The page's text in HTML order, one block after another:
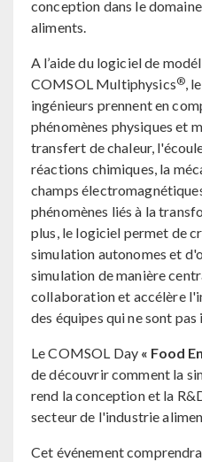
conception dans le
aliments.
A l’aide du logiciel de
COMSOL Multiphysics® ,
ingénieurs prennent en
phénomènes physiques et
transfert de chaleur,
réactions chimiques, la
champs
phénomènes liés à la
plus, le logiciel permet de
simulation autonomes et
simulation de manière
collaboration et accélère
des équipes qui ne sont pas
Le COMSOL Day « Food
de découvrir comment la
rend la conception et la
secteur de l'industrie
Cet événement